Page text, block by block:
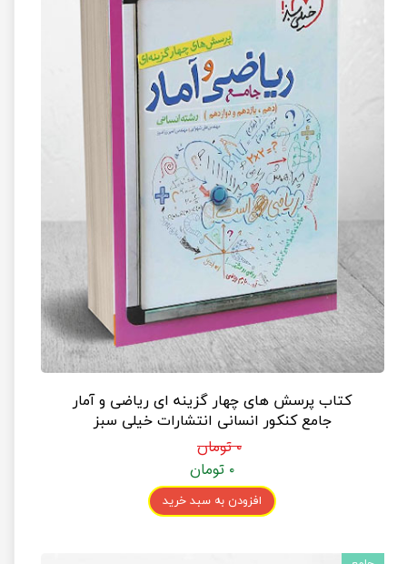
کتاب پرسش های چهار گزینه ای ریاضی و آمار
جامع کنکور انسانی انتشارات خیلی سبز
۰ تومان
۰ تومان
افزودن به سبد خرید